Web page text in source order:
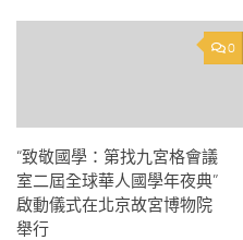
0
“致敬國學：第找九宮格會議
室二屆全球華人國學年夜典”
啟動儀式在北京故宮博物院
舉行